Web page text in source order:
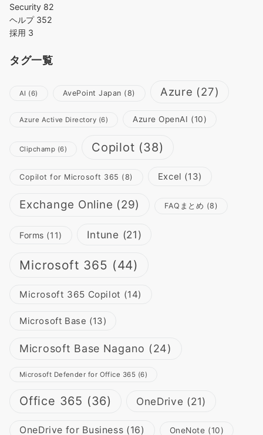
Security 82
ヘルプ 352
採用 3
タグ一覧
AI (6) AvePoint Japan (8) Azure (27)
Azure Active Directory (6) Azure OpenAI (10)
Clipchamp (6) Copilot (38)
Copilot for Microsoft 365 (8) Excel (13)
Exchange Online (29) FAQまとめ (8)
Forms (11) Intune (21)
Microsoft 365 (44)
Microsoft 365 Copilot (14)
Microsoft Base (13)
Microsoft Base Nagano (24)
Microsoft Defender for Office 365 (6)
Office 365 (36) OneDrive (21)
OneDrive for Business (16) OneNote (10)